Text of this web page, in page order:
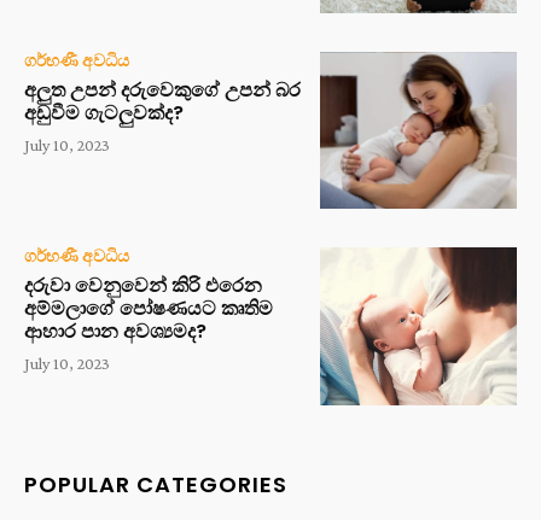
ගර්භණී අවධිය
අලුත උපන් දරුවෙකුගේ උපන් බර
අඩුවීම ගැටලුවක්ද?
July 10, 2023
ගර්භණී අවධිය
දරුවා වෙනුවෙන් කිරි එරෙන
අම්මලාගේ පෝෂණයට කෘතිම
ආහාර පාන අවශ්‍යමද?
July 10, 2023
POPULAR CATEGORIES